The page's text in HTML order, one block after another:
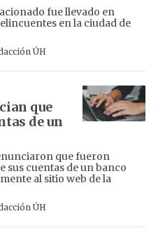
fue llevado en
en la ciudad de
ÚH
que
de un
que fueron
sus cuentas de un banco
al sitio web de la
ÚH